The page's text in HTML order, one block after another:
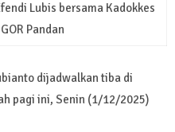
Lubis bersama Kadokkes
Pandan
dijadwalkan tiba di
pagi ini, Senin (1/12/2025)